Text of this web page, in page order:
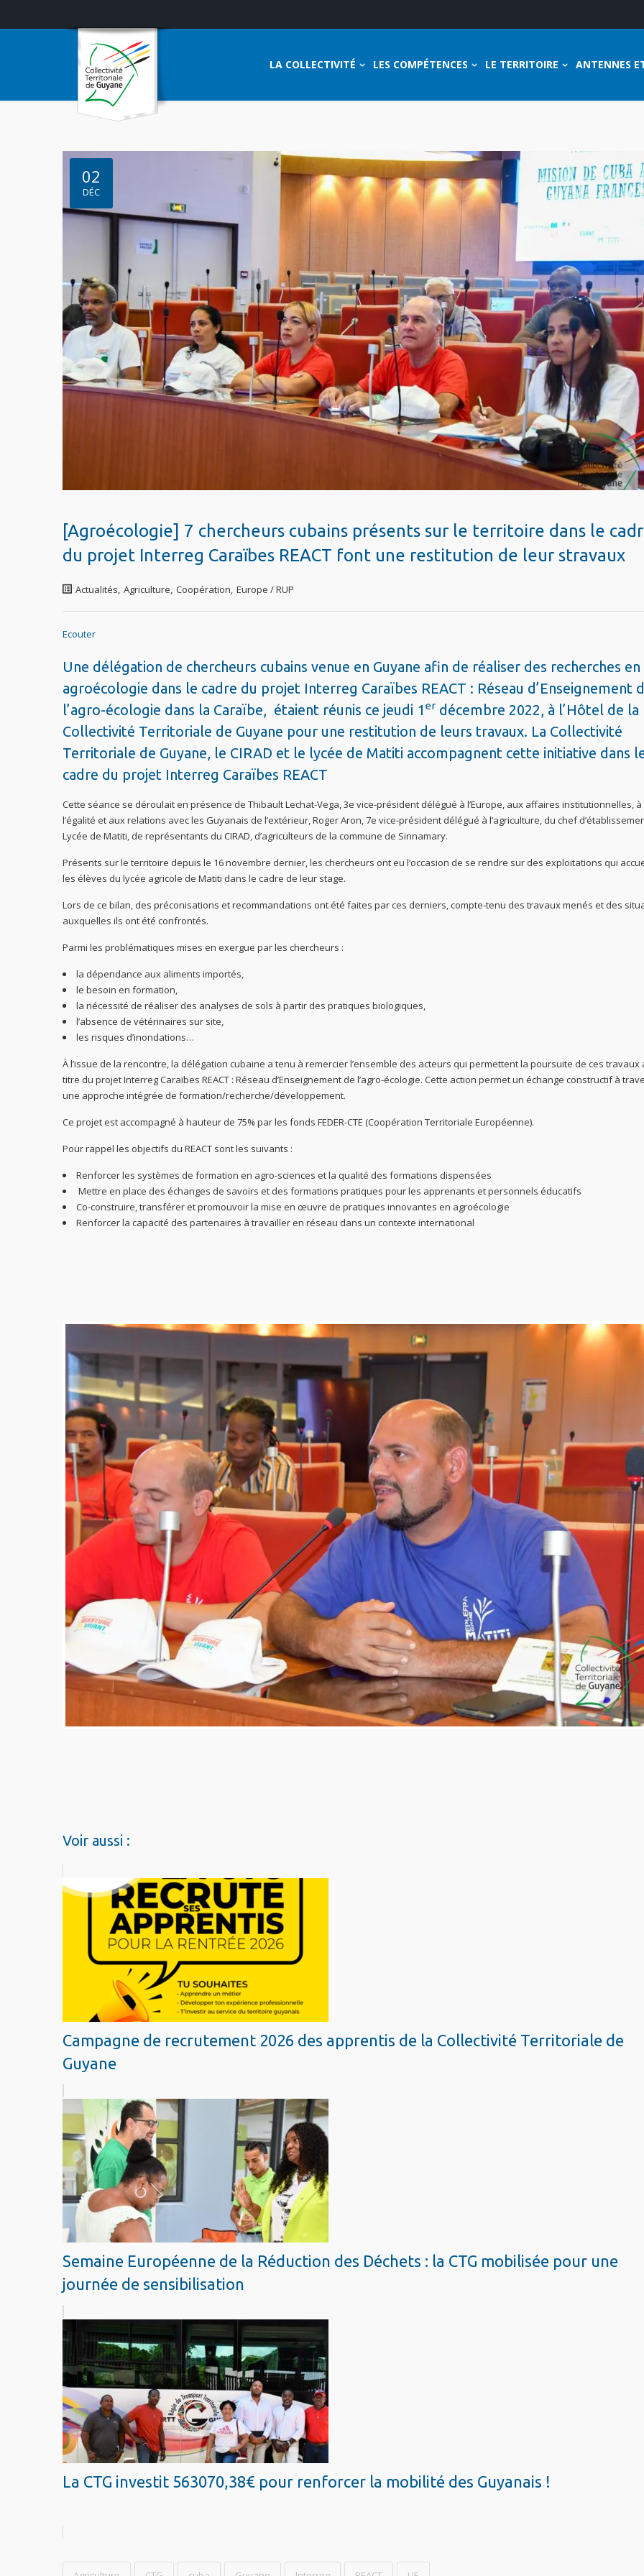
LA COLLECTIVITÉ LES COMPÉTENCES LE TERRITOIRE ANTENNES
02
DÉC
[Agroécologie] 7 chercheurs cubains présents sur le territoire dans le
du projet Interreg Caraïbes REACT font une restitution de leur stravaux
Actualités, Agriculture, Coopération, Europe / RUP
Ecouter
Une délégation de chercheurs cubains venue en Guyane afin de réaliser des recherches en
agroécologie dans le cadre du projet Interreg Caraïbes REACT : Réseau d’Enseignement
l’agro-écologie dans la Caraïbe, étaient réunis ce jeudi 1 er décembre 2022, à l’Hôtel de la
Collectivité Territoriale de Guyane pour une restitution de leurs travaux. La Collectivité
Territoriale de Guyane, le CIRAD et le lycée de Matiti accompagnent cette initiative dans
cadre du projet Interreg Caraïbes REACT
Cette séance se déroulait en présence de Thibault Lechat-Vega, 3e vice-président délégué à l’Europe, aux affaires institutionnelles, à
l’égalité et aux relations avec les Guyanais de l’extérieur, Roger Aron, 7e vice-président délégué à l’agriculture, du chef
Lycée de Matiti, de représentants du CIRAD, d’agriculteurs de la commune de Sinnamary.
Présents sur le territoire depuis le 16 novembre dernier, les chercheurs ont eu l’occasion de se rendre sur des exploitations qui
les élèves du lycée agricole de Matiti dans le cadre de leur stage.
Lors de ce bilan, des préconisations et recommandations ont été faites par ces derniers, compte-tenu des travaux menés et des
auxquelles ils ont été confrontés.
Parmi les problématiques mises en exergue par les chercheurs :
la dépendance aux aliments importés,
le besoin en formation,
la nécessité de réaliser des analyses de sols à partir des pratiques biologiques,
l’absence de vétérinaires sur site,
les risques d’inondations…
À l’issue de la rencontre, la délégation cubaine a tenu à remercier l’ensemble des acteurs qui permettent la poursuite de ces travaux
titre du projet Interreg Caraïbes REACT : Réseau d’Enseignement de l’agro-écologie. Cette action permet un échange constructif à
une approche intégrée de formation/recherche/développement.
Ce projet est accompagné à hauteur de 75% par les fonds FEDER-CTE (Coopération Territoriale Européenne).
Pour rappel les objectifs du REACT sont les suivants :
Renforcer les systèmes de formation en agro-sciences et la qualité des formations dispensées
Mettre en place des échanges de savoirs et des formations pratiques pour les apprenants et personnels éducatifs
Co-construire, transférer et promouvoir la mise en œuvre de pratiques innovantes en agroécologie
Renforcer la capacité des partenaires à travailler en réseau dans un contexte international
Voir aussi :
Campagne de recrutement 2026 des apprentis de la Collectivité Territoriale de
Guyane
Semaine Européenne de la Réduction des Déchets : la CTG mobilisée pour une
journée de sensibilisation
La CTG investit 563070,38€ pour renforcer la mobilité des Guyanais !
Agriculture CTG cuba Guyane Interreg REACT UE